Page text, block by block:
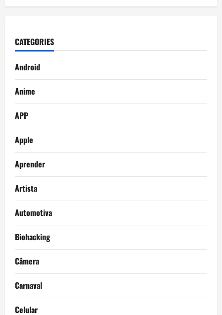
CATEGORIES
Android
Anime
APP
Apple
Aprender
Artista
Automotiva
Biohacking
Câmera
Carnaval
Celular